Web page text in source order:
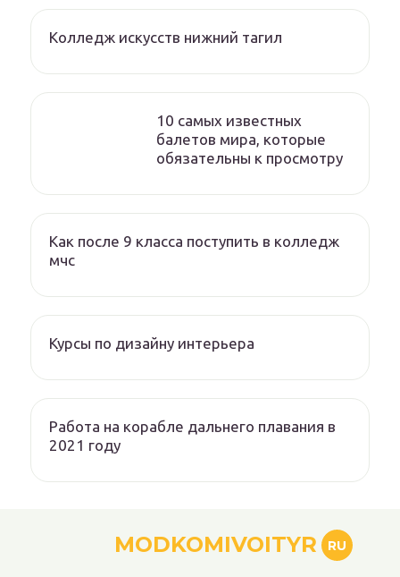
Колледж искусств нижний тагил
10 самых известных
балетов мира, которые
обязательны к просмотру
Как после 9 класса поступить в колледж
мчс
Курсы по дизайну интерьера
Работа на корабле дальнего плавания в
2021 году
MODKOMIVOITYR RU